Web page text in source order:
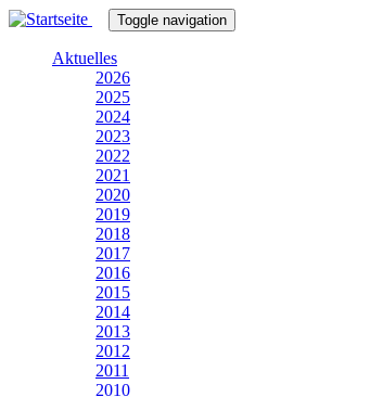
Direkt
Toggle navigation
Aktuelles
2026
2025
2024
2023
2022
2021
2020
2019
2018
2017
2016
2015
2014
2013
2012
2011
2010